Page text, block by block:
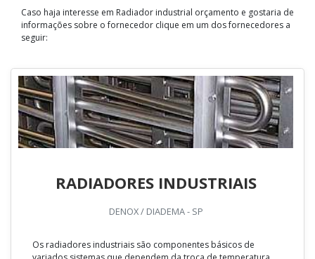
Caso haja interesse em Radiador industrial orçamento e gostaria de
informações sobre o fornecedor clique em um dos fornecedores a
seguir:
RADIADORES INDUSTRIAIS
DENOX / DIADEMA - SP
Os radiadores industriais são componentes básicos de